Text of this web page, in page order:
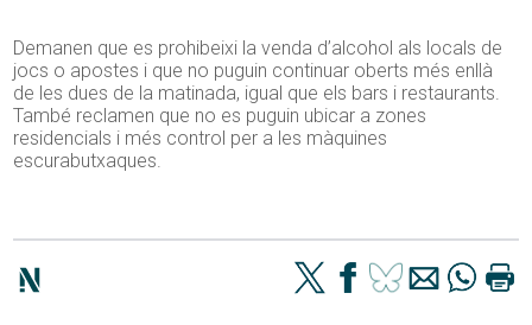
Demanen que es prohibeixi la venda d’alcohol als locals de
jocs o apostes i que no puguin continuar oberts més enllà
de les dues de la matinada, igual que els bars i restaurants.
També reclamen que no es puguin ubicar a zones
residencials i més control per a les màquines
escurabutxaques.